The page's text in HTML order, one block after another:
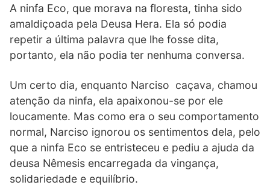
A ninfa Eco, que morava na floresta, tinha sido
amaldiçoada pela Deusa Hera. Ela só podia
repetir a última palavra que lhe fosse dita,
portanto, ela não podia ter nenhuma conversa.
Um certo dia, enquanto Narciso caçava, chamou
atenção da ninfa, ela apaixonou-se por ele
loucamente. Mas como era o seu comportamento
normal, Narciso ignorou os sentimentos dela, pelo
que a ninfa Eco se entristeceu e pediu a ajuda da
deusa Nêmesis encarregada da vingança,
solidariedade e equilíbrio.